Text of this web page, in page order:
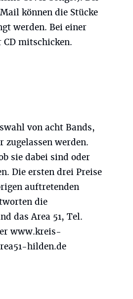
können die Stücke
werden. Bei einer
mitschicken.
von acht Bands,
zugelassen werden.
sie dabei sind oder
Die ersten drei Preise
auftretenden
die
das Area 51, Tel.
www.kreis-
hilden.de